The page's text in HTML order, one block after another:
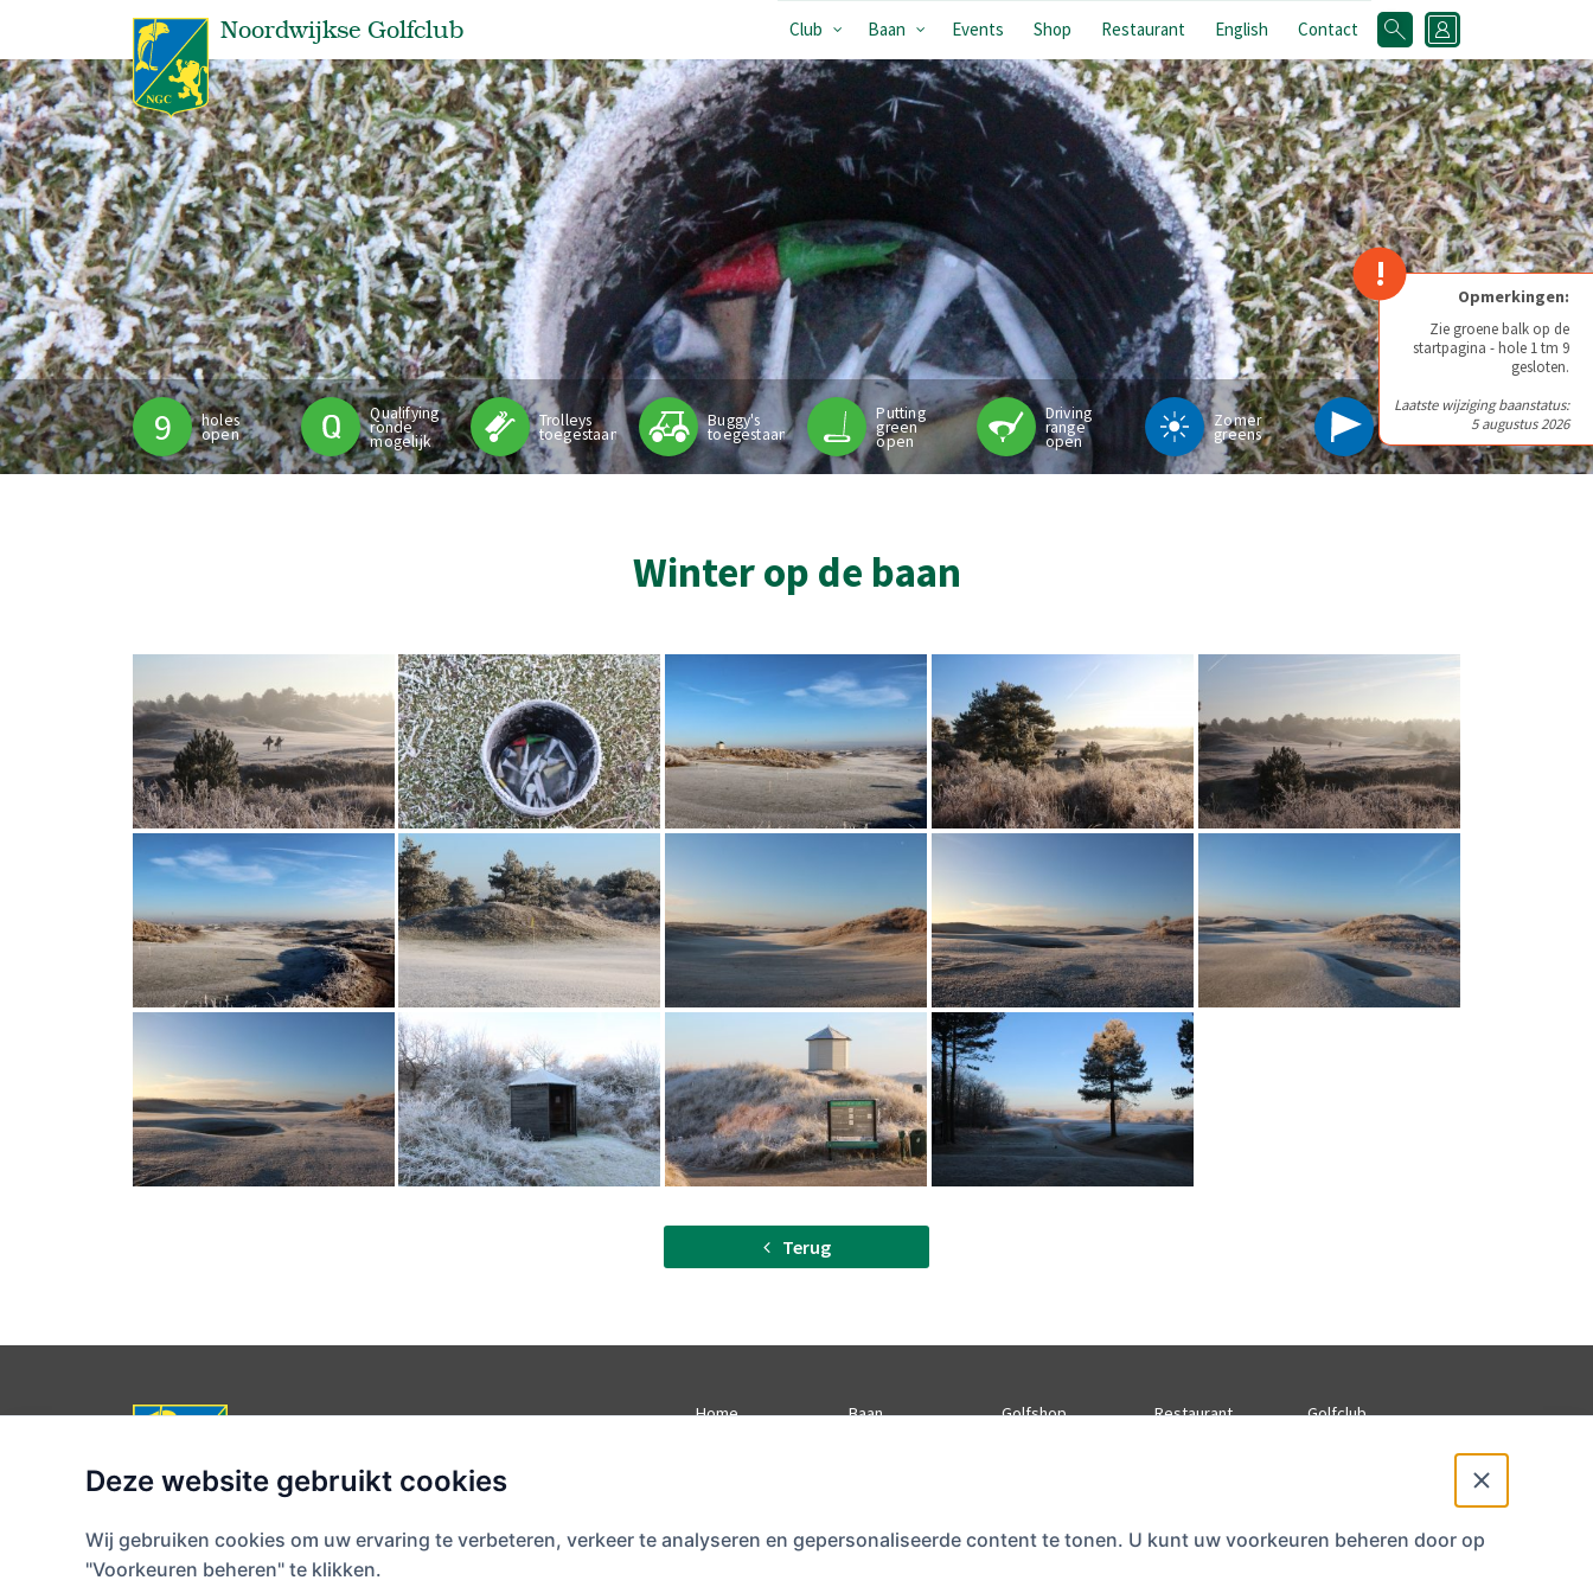
Noordwijkse Golfclub Club Baan Events Shop Restaurant English Contact
!
Opmerkingen:
Zie groene balk op de
startpagina - hole 1 tm 9
gesloten.
Laatste wijziging baanstatus:
5 augustus 2026
9 holes
open
Qualifying
ronde
mogelijk
Trolleys
toegestaan
Buggy's
toegestaan
Putting
green
open
Driving
range
open
Zomer
greens
Winter op de baan
Terug
Noordwijkse Golfclub
Randweg 25, 2204 AL Noordwijk
Secretariaat: 0252-373761
secretariaat@noordwijksegolfclub.nl
Home Baan Golfshop Restaurant Golfclub
Deze website gebruikt cookies
Wij gebruiken cookies om uw ervaring te verbeteren, verkeer te analyseren en gepersonaliseerde content te tonen. U kunt uw voorkeuren beheren door op
"Voorkeuren beheren" te klikken.